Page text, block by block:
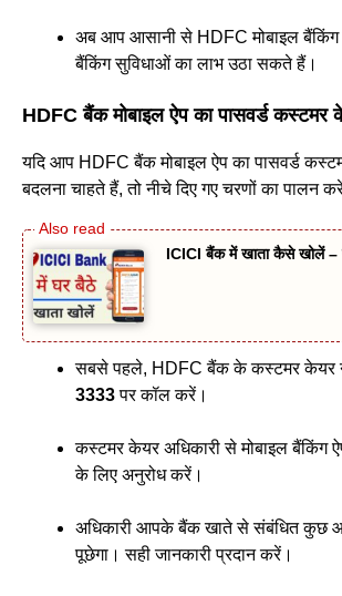
अब आप आसानी से HDFC मोबाइल
बैंकिंग सुविधाओं का लाभ उठा सकते हैं।
HDFC बैंक मोबाइल ऐप का पासवर्ड
यदि आप HDFC बैंक मोबाइल ऐप का पासवर्ड
बदलना चाहते हैं, तो नीचे दिए गए चरणों का पालन
ICICI बैंक में खाता कैसे खोलें –
सबसे पहले, HDFC बैंक के कस्टमर केयर
3333पर कॉल करें।
कस्टमर केयर अधिकारी से मोबाइल बैंकिंग
के लिए अनुरोध करें।
अधिकारी आपके बैंक खाते से संबंधित कुछ
पूछेगा। सही जानकारी प्रदान करें।